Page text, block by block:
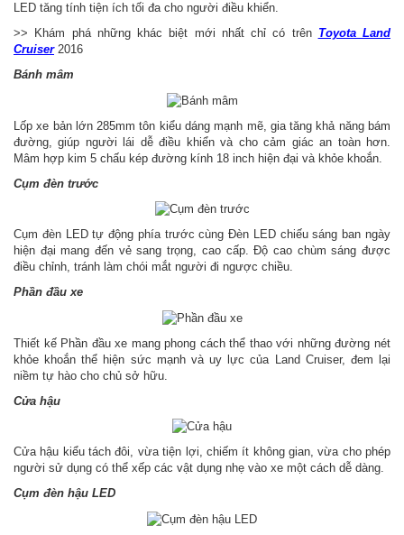
LED tăng tính tiện ích tối đa cho người điều khiển.
>> Khám phá những khác biệt mới nhất chỉ có trên Toyota Land
Cruiser2016
Bánh mâm
Lốp xe bản lớn 285mm tôn kiểu dáng mạnh mẽ, gia tăng khả năng bám
đường, giúp người lái dễ điều khiển và cho cảm giác an toàn hơn.
Mâm hợp kim 5 chấu kép đường kính 18 inch hiện đại và khỏe khoắn.
Cụm đèn trước
Cụm đèn LED tự động phía trước cùng Đèn LED chiếu sáng ban ngày
hiện đại mang đến vẻ sang trọng, cao cấp. Độ cao chùm sáng được
điều chỉnh, tránh làm chói mắt người đi ngược chiều.
Phần đầu xe
Thiết kế Phần đầu xe mang phong cách thể thao với những đường nét
khỏe khoắn thể hiện sức mạnh và uy lực của Land Cruiser, đem lại
niềm tự hào cho chủ sở hữu.
Cửa hậu
Cửa hậu kiểu tách đôi, vừa tiện lợi, chiếm ít không gian, vừa cho phép
người sử dụng có thể xếp các vật dụng nhẹ vào xe một cách dễ dàng.
Cụm đèn hậu LED